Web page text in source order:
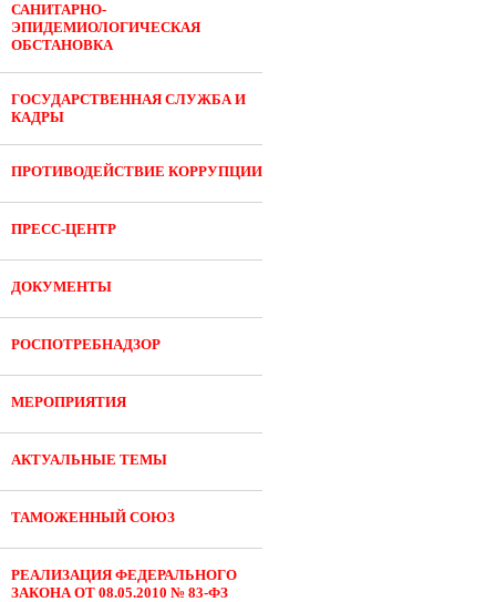
САНИТАРНО-
ЭПИДЕМИОЛОГИЧЕСКАЯ
ОБСТАНОВКА
ГОСУДАРСТВЕННАЯ СЛУЖБА И
КАДРЫ
ПРОТИВОДЕЙСТВИЕ КОРРУПЦИИ
ПРЕСС-ЦЕНТР
ДОКУМЕНТЫ
РОСПОТРЕБНАДЗОР
МЕРОПРИЯТИЯ
АКТУАЛЬНЫЕ ТЕМЫ
ТАМОЖЕННЫЙ СОЮЗ
РЕАЛИЗАЦИЯ ФЕДЕРАЛЬНОГО
ЗАКОНА ОТ 08.05.2010 № 83-ФЗ